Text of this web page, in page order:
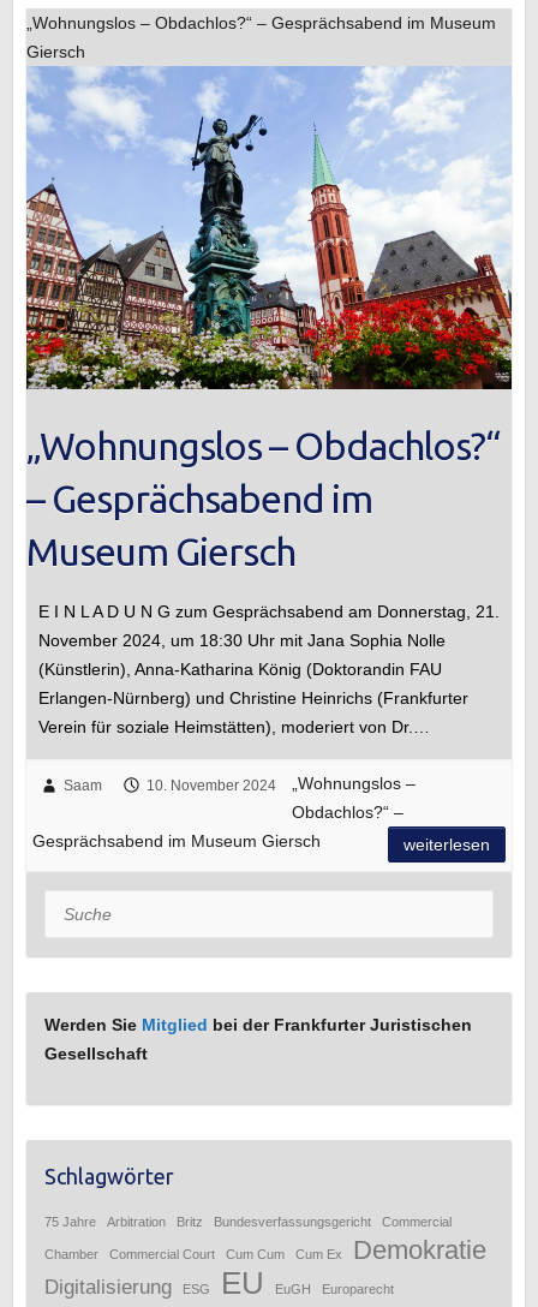
„Wohnungslos – Obdachlos?“ – Gesprächsabend im Museum
Giersch
„Wohnungslos – Obdachlos?“
– Gesprächsabend im
Museum Giersch
E I N L A D U N G zum Gesprächsabend am Donnerstag, 21.
November 2024, um 18:30 Uhr mit Jana Sophia Nolle
(Künstlerin), Anna-Katharina König (Doktorandin FAU
Erlangen-Nürnberg) und Christine Heinrichs (Frankfurter
Verein für soziale Heimstätten), moderiert von Dr.…
Saam 10. November 2024
„Wohnungslos –
Obdachlos?“ –
Gesprächsabend im Museum Giersch
weiterlesen
Suche
Werden Sie Mitglied bei der Frankfurter Juristischen
Gesellschaft
Schlagwörter
75 Jahre Arbitration Britz Bundesverfassungsgericht Commercial
Chamber Commercial Court Cum Cum Cum Ex Demokratie
Digitalisierung ESG EU EuGH Europarecht